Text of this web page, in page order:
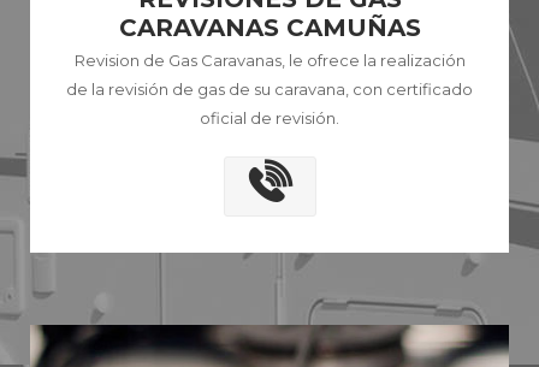
CARAVANAS CAMUÑAS
Revision de Gas Caravanas, le ofrece la realización
de la revisión de gas de su caravana, con certificado
oficial de revisión.